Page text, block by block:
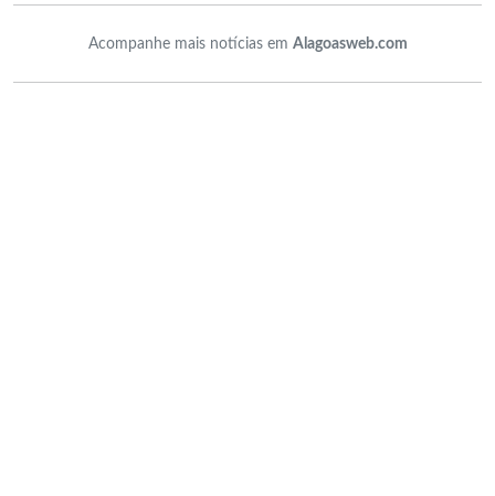
Acompanhe mais notícias em Alagoasweb.com